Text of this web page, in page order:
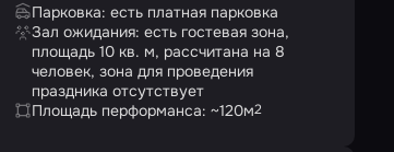
Парковка: есть платная парковка
Зал ожидания: есть гостевая зона,
площадь 10 кв. м, рассчитана на 8
человек, зона для проведения
праздника отсутствует
Площадь перформанса: ~120м2